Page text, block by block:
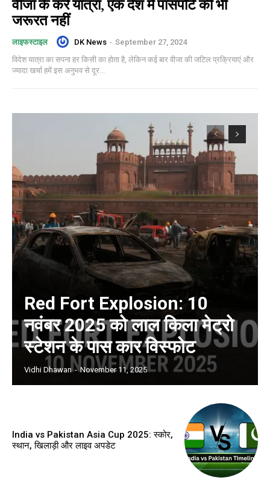
वीजा के करें यात्रा, एक देश में पासपोर्ट की भी
जरूरत नहीं
लाइफस्टाइल DK News - September 27, 2024
विदेश यात्रा का सपना हर किसी का होता है, लेकिन कई बार वीजा की जटिल प्रक्रियाएं और
ज्यादा खर्चा हमें इस अनुभव से दूर...
Red Fort Explosion: 10
नवंबर 2025 को लाल किला मेट्रो
स्टेशन के पास कार विस्फोट
Vidhi Dhawan - November 11, 2025
India vs Pakistan Asia Cup 2025: स्कोर,
स्थान, खिलाड़ी और लाइव अपडेट